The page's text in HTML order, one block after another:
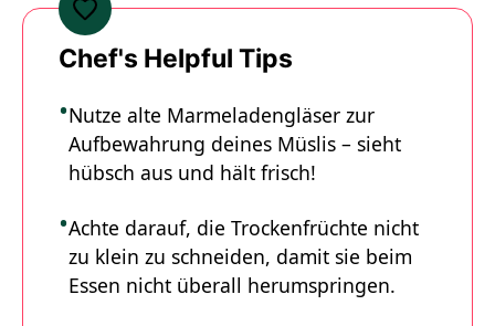
Chef's Helpful Tips
Nutze alte Marmeladengläser zur
Aufbewahrung deines Müslis – sieht
hübsch aus und hält frisch!
Achte darauf, die Trockenfrüchte nicht
zu klein zu schneiden, damit sie beim
Essen nicht überall herumspringen.